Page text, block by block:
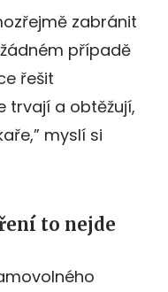
zabránit
případě
řešit
trvají a obtěžují,
myslí si
to nejde